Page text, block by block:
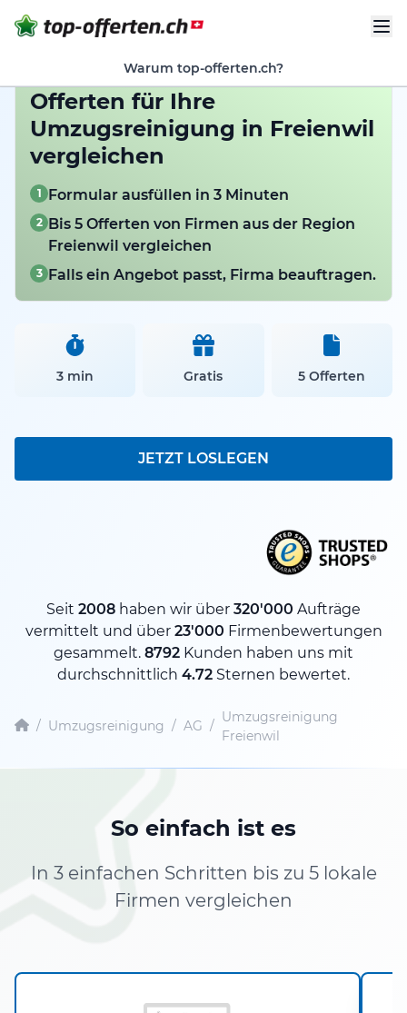
Warum top-offerten.ch?
Offerten für Ihre
Umzugsreinigung in Freienwil
vergleichen
1 Formular ausfüllen in 3 Minuten
2 Bis 5 Offerten von Firmen aus der Region
Freienwil vergleichen
3 Falls ein Angebot passt, Firma beauftragen.
3 min Gratis 5 Offerten
JETZT LOSLEGEN
Seit 2008 haben wir über 320'000 Aufträge
vermittelt und über 23'000 Firmenbewertungen
gesammelt. 8792 Kunden haben uns mit
durchschnittlich 4.72 Sternen bewertet.
/ Umzugsreinigung / AG /
Umzugsreinigung
Freienwil
So einfach ist es
In 3 einfachen Schritten bis zu 5 lokale
Firmen vergleichen